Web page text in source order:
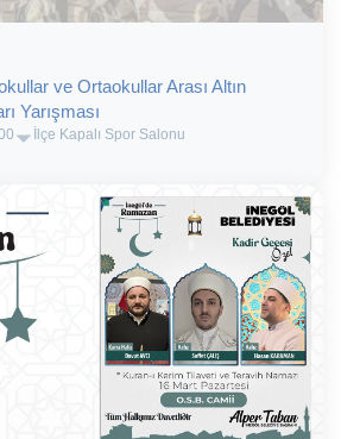
ve Ortaokullar Arası Altın
Yarışması
İlçe Kapalı Spor Salonu